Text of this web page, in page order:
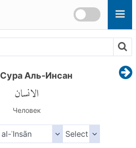
Сура Аль-Инсан
الانسان
Человек